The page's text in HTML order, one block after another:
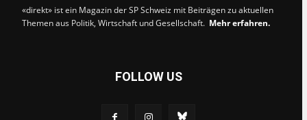
«direkt» ist ein Magazin der SP Schweiz mit Beiträgen zu aktuellen
Themen aus Politik, Wirtschaft und Gesellschaft. Mehr erfahren.
FOLLOW US